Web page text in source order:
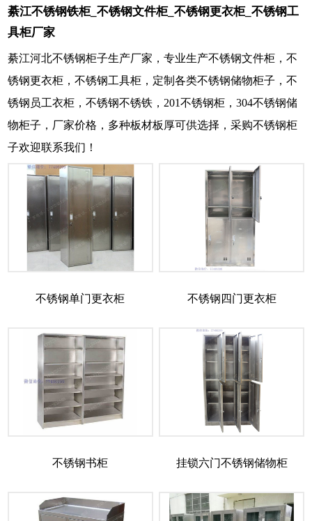
綦江不锈钢铁柜_不锈钢文件柜_不锈钢更衣柜_不锈钢工
具柜厂家
綦江河北不锈钢柜子生产厂家，专业生产不锈钢文件柜，不
锈钢更衣柜，不锈钢工具柜，定制各类不锈钢储物柜子，不
锈钢员工衣柜，不锈钢不锈铁，201不锈钢柜，304不锈钢储
物柜子，厂家价格，多种板材板厚可供选择，采购不锈钢柜
子欢迎联系我们！
不锈钢单门更衣柜 不锈钢四门更衣柜
不锈钢书柜 挂锁六门不锈钢储物柜